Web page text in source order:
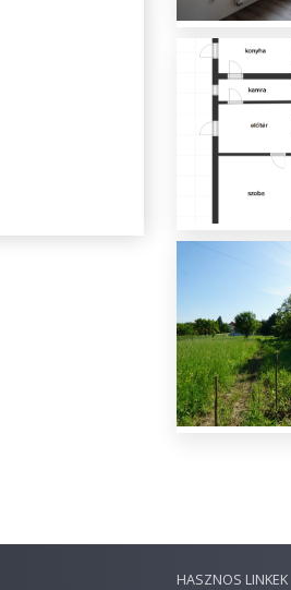
HASZNOS LINKEK